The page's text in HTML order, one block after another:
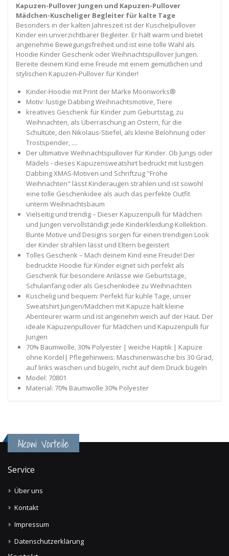
Kapuzen-Pullover Jungen und Kapuzen-Pullover
Mädchen-Kuscheliger Begleiter für kalte Tage
Besonders in der kalten Jahreszeit ist der Kuschelpullover
Kinder ein unverzichtbarer Begleiter. Er hält warm und bietet
angenehme Bewegungsfreiheit und ist eine tolle Wahl als
Hoodie Kinder Geschenk oder Weihnachtspullover Jungen.
Bereite deinem Kind eine Freude mit einem gemütlichen und
stylischen Kapuzen-Pullover für Kinder!
Kinder-Hoodie mit Print der Marke Moonworks®
Motiv: lustige Dabbing Weihnachtsmotive, Tiere
kreatives Geschenk für Kinder zum Geburtstag, zu
Weihnachten, als Überraschung an Ostern, für die
Schultüte, den Nikolaus-Stiefel, als kleine Belohnung oder
Trostspender, ....
Der ultimative Weihnachtspullover für Kinder. Ob Jungs oder
Mädels - dieses Kapuzensweatshirt bedruckt mit lustigen
Dabbing XMAS-Motiven und Schriftzug "Frohe
Weihnachten" lässt Kinderaugen strahlen und ist sowohl
eine tolle Geschenkidee als auch das perfekte Outfit
unterm Weihnachtsbaum
Vielseitig und trendig – Dieser Kapuzenpulli für Mädchen
und Jungen vervollständigt jede Kinderkleidung-Kollektion.
Bunte Motive und Designs sorgen für einen trendigen Look
der Kinder strahlen lässt und Eltern begeistert
Tolles Geschenk – Mach deinem Kind eine Freude! Der
bedruckte Hoodie für Kinder eignet sich perfekt als
Geschenk für besondere Anlässe wie Geburtstage,
Schulanfang oder als Geschenkidee zu Weihnachten
Kuschelig und bequem: Perfekt für kühle Tage, unser
Sweatshirt Jungen/Mädchen mit Kapuze hält kleine
Abenteurer warm und ist angenehm weich auf der Haut. Der
ideale Kapuzenpullover für Mädchen und Kapuzenpulli für
Jungen
70% Baumwolle, 30% Polyester | weiche Haptik | Kapuze
ohne Kordel| Pflegehinweis: Maschinenwäsche bis 30 Grad,
auf links waschen und bügeln, nicht auf dem Druck bügeln
Model: 70801
Material: 70% Baumwolle 30% Polyester
Akowi Vorteile
Service
Über uns
Kontakt
Impressum
Datenschutzerklärung